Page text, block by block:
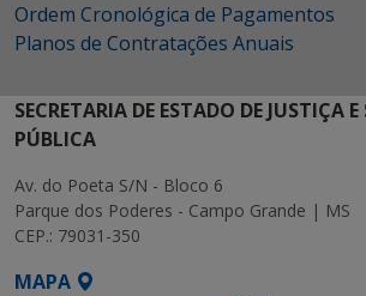
Ordem Cronológica de Pagamentos
Planos de Contratações Anuais
SECRETARIA DE ESTADO DE JUSTIÇA
PÚBLICA
Av. do Poeta S/N - Bloco 6
Parque dos Poderes - Campo Grande | MS
CEP.: 79031-350
MAPA